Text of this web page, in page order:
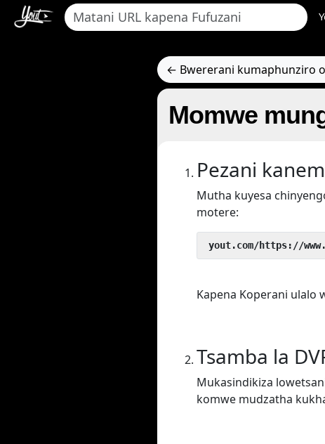
← Bwererani kumaphunziro
Momwe
Pezani
Mutha kuyesa
motere:
yout.com/https://
Kapena Koperani ulalo
Tsamba la
Mukasindikiza
komwe mudzatha